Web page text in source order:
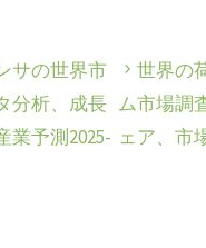
サの世界市
分析、成長
業予測2025-
世界の
ム市場調
ェア、市